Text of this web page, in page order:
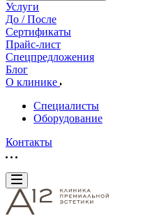
Услуги
До / После
Сертификаты
Прайс-лист
Спецпредложения
Блог
О клинике
Специалисты
Оборудование
Контакты